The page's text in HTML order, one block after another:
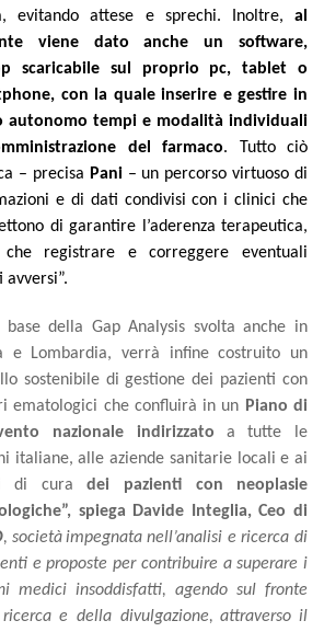
evitando attese e sprechi. Inoltre, al
viene dato anche un software,
scaricabile sul proprio pc, tablet o
con la quale inserire e gestire in
autonomo tempi e modalità individuali
del farmaco. Tutto ciò
– precisa Pani– un percorso virtuoso di
e di dati condivisi con i clinici che
di garantire l’aderenza terapeutica,
registrare e correggere eventuali
avversi”.
base della Gap Analysis svolta anche in
e Lombardia, verrà infine costruito un
sostenibile di gestione dei pazienti con
ematologici che confluirà in un Piano di
nazionale indirizzato a tutte
le
italiane, alle aziende sanitarie locali e ai
di cura dei pazienti con
neoplasie
spiega Davide Integlia, Ceo di
, società impegnata nell’analisi e ricerca di
e proposte per contribuire a superare i
medici insoddisfatti, agendo sul fronte
e della divulgazione, attraverso il